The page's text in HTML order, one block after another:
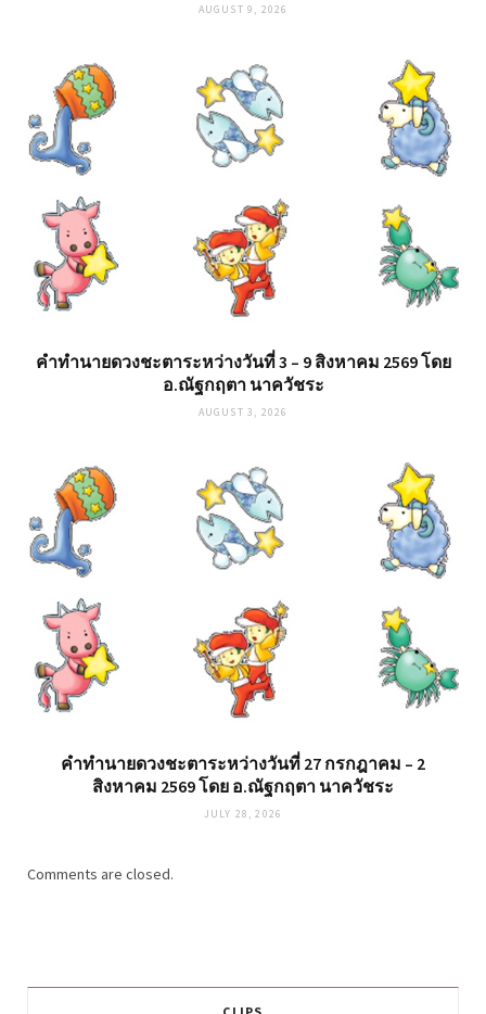
AUGUST 9, 2026
คำทำนายดวงชะตาระหว่างวันที่ 3 – 9 สิงหาคม 2569 โดย
อ.ณัฐกฤตา นาควัชระ
AUGUST 3, 2026
คำทำนายดวงชะตาระหว่างวันที่ 27 กรกฎาคม – 2
สิงหาคม 2569 โดย อ.ณัฐกฤตา นาควัชระ
JULY 28, 2026
Comments are closed.